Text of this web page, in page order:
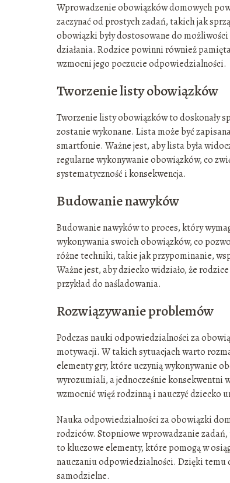
Wprowadzenie obowiązków domowych
zaczynać od prostych zadań, takich jak
obowiązki były dostosowane do
działania. Rodzice powinni również
wzmocni jego poczucie odpowiedzialności.
Tworzenie listy obowiązków
Tworzenie listy obowiązków to doskonały
zostanie wykonane. Lista może być
smartfonie. Ważne jest, aby lista była
regularne wykonywanie obowiązków, co
systematyczność i konsekwencja.
Budowanie nawyków
Budowanie nawyków to proces, który
wykonywania swoich obowiązków, co
różne techniki, takie jak przypominanie,
Ważne jest, aby dziecko widziało, że
przykład do naśladowania.
Rozwiązywanie problemów
Podczas nauki odpowiedzialności za
motywacji. W takich sytuacjach warto
elementy gry, które uczynią wykonywanie
wyrozumiali, a jednocześnie konsekwentni
wzmocnić więź rodzinną i nauczyć dziecko
Nauka odpowiedzialności za obowiązki
rodziców. Stopniowe wprowadzanie
to kluczowe elementy, które pomogą w
nauczaniu odpowiedzialności. Dzięki temu
samodzielne.